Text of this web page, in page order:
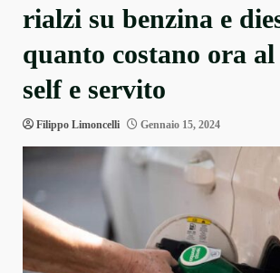
rialzi su benzina e
quanto costano ora
self e servito
Filippo Limoncelli Gennaio 15, 2024